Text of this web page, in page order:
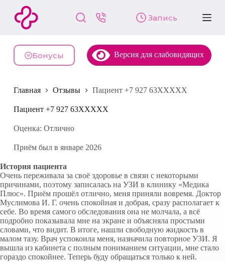
й
и
у
и
Запись
Бонусы Версия для слабовидящих
Главная Отзывы Пациент +7 927 63XXXXX
Пациент +7 927 63XXXXX
Оценка: Отлично
Приём был в январе 2026
История пациента
Очень переживала за своё здоровье в связи с некоторыми
причинами, поэтому записалась на УЗИ в клинику «Медика
Плюс». Приём прошёл отлично, меня приняли вовремя. Доктор
Муслимова И. Г. очень спокойная и добрая, сразу располагает к
себе. Во время самого обследования она не молчала, а всё
подробно показывала мне на экране и объясняла простыми
словами, что видит. В итоге, нашли свободную жидкость в
малом тазу. Врач успокоила меня, назначила повторное УЗИ. Я
вышла из кабинета с полным пониманием ситуации, мне стало
гораздо спокойнее. Теперь буду обращаться только к ней.